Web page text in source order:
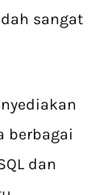
sangat
berbagai
dan